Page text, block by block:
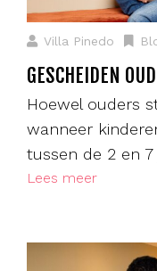
Villa Pinedo
GESCHEIDEN
Hoewel ouders
wanneer
tussen de 2 en
Lees meer